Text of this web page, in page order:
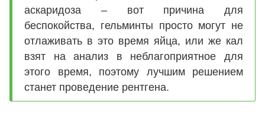
аскаридоза – вот причина для
беспокойства, гельминты просто могут не
отлаживать в это время яйца, или же кал
взят на анализ в неблагоприятное для
этого время, поэтому лучшим решением
станет проведение рентгена.